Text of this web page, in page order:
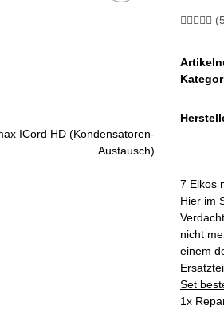
7 Elkos
Hier im
nicht
einem
Set
1x